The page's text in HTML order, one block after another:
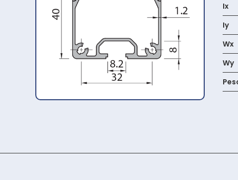
Ix
Iy
Wx
Wy